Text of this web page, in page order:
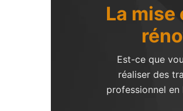
La
Est-ce que
réaliser des
professionnel